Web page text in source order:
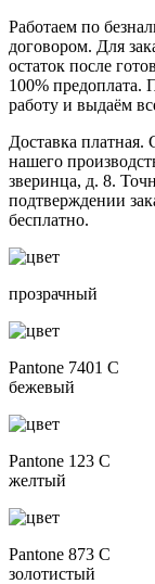
Работаем по
договором. Для
остаток после
100% предоплата.
работу и выдаём
Доставка платная.
нашего
зверинца, д. 8.
подтверждении
бесплатно.
прозрачный
Pantone 7401 C
бежевый
Pantone 123 C
желтый
Pantone 873 C
золотистый